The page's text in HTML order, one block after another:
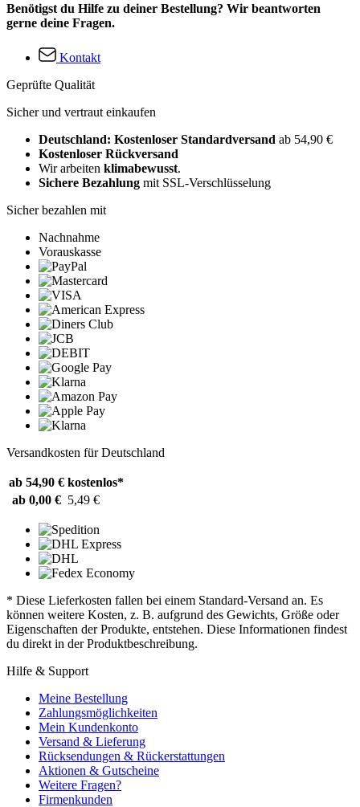
Benötigst du Hilfe zu deiner Bestellung? Wir beantworten
gerne deine Fragen.
Kontakt
Geprüfte Qualität
Sicher und vertraut einkaufen
Deutschland: Kostenloser Standardversand ab 54,90 €
Kostenloser Rückversand
Wir arbeiten klimabewusst.
Sichere Bezahlung mit SSL-Verschlüsselung
Sicher bezahlen mit
Nachnahme
Vorauskasse
Versandkosten für Deutschland
ab 54,90 € kostenlos*
ab 0,00 € 5,49 €
* Diese Lieferkosten fallen bei einem Standard-Versand an. Es
können weitere Kosten, z. B. aufgrund des Gewichts, Größe oder
Eigenschaften der Produkte, entstehen. Diese Informationen findest
du direkt in der Produktbeschreibung.
Hilfe & Support
Meine Bestellung
Zahlungsmöglichkeiten
Mein Kundenkonto
Versand & Lieferung
Rücksendungen & Rückerstattungen
Aktionen & Gutscheine
Weitere Fragen?
Firmenkunden